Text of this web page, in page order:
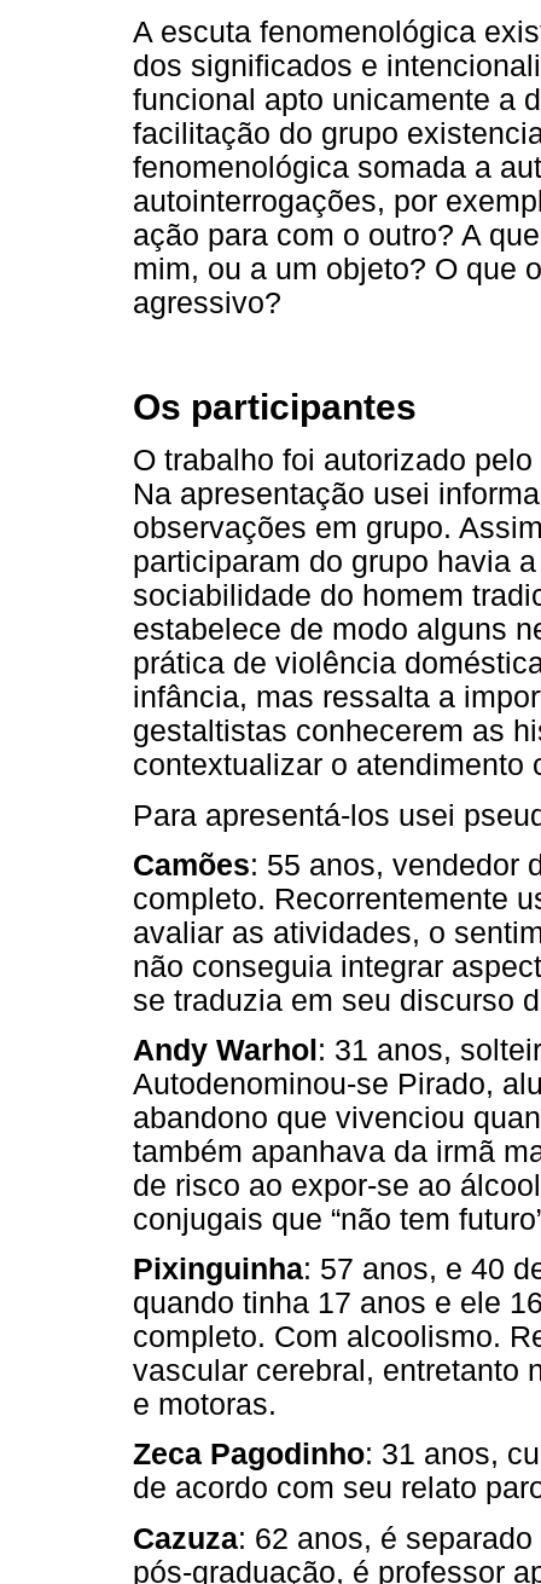
A escuta fenomenológica
dos significados e
funcional apto unicamente a
facilitação do grupo
fenomenológica somada a
autointerrogações, por
ação para com o outro? A
mim, ou a um objeto? O que
agressivo?
Os participantes
O trabalho foi autorizado
Na apresentação usei
observações em grupo.
participaram do grupo havia
sociabilidade do homem
estabelece de modo alguns
prática de violência
infância, mas ressalta a
gestaltistas conhecerem as
contextualizar o atendimento
Para apresentá-los usei
Camões: 55 anos, vendedor
completo. Recorrentemente
avaliar as atividades, o
não conseguia integrar
se traduzia em seu discurso
Andy Warhol: 31 anos,
Autodenominou-se Pirado,
abandono que vivenciou
também apanhava da irmã
de risco ao expor-se ao
conjugais que “não tem
Pixinguinha: 57 anos, e 40
quando tinha 17 anos e ele
completo. Com alcoolismo.
vascular cerebral, entretanto
e motoras.
Zeca Pagodinho: 31 anos,
de acordo com seu relato
Cazuza: 62 anos, é
pós-graduação, é professor